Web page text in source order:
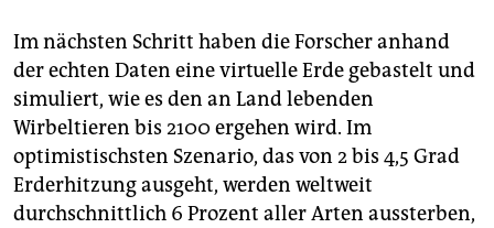
Im nächsten Schritt haben die Forscher anhand
der echten Daten eine virtuelle Erde gebastelt und
simuliert, wie es den an Land lebenden
Wirbeltieren bis 2100 ergehen wird. Im
optimistischsten Szenario, das von 2 bis 4,5 Grad
Erderhitzung ausgeht, werden weltweit
durchschnittlich 6 Prozent aller Arten aussterben,